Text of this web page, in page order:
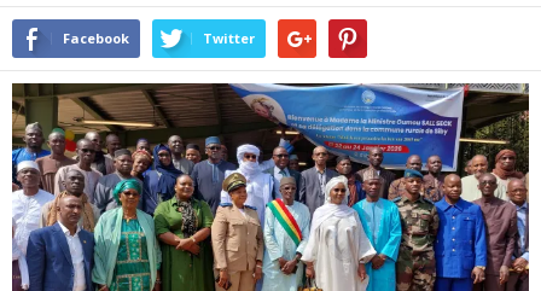
Facebook Twitter